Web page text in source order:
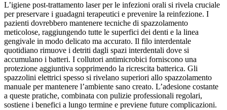
L’igiene post-trattamento laser per le infezioni orali si rivela cruciale
per preservare i guadagni terapeutici e prevenire la reinfezione. I
pazienti dovrebbero mantenere tecniche di spazzolamento
meticolose, raggiungendo tutte le superfici dei denti e la linea
gengivale in modo delicato ma accurato. Il filo interdentale
quotidiano rimuove i detriti dagli spazi interdentali dove si
accumulano i batteri. I collutori antimicrobici forniscono una
protezione aggiuntiva sopprimendo la ricrescita batterica. Gli
spazzolini elettrici spesso si rivelano superiori allo spazzolamento
manuale per mantenere l’ambiente sano creato. L’adesione costante
a queste pratiche, combinata con pulizie professionali regolari,
sostiene i benefici a lungo termine e previene future complicazioni.